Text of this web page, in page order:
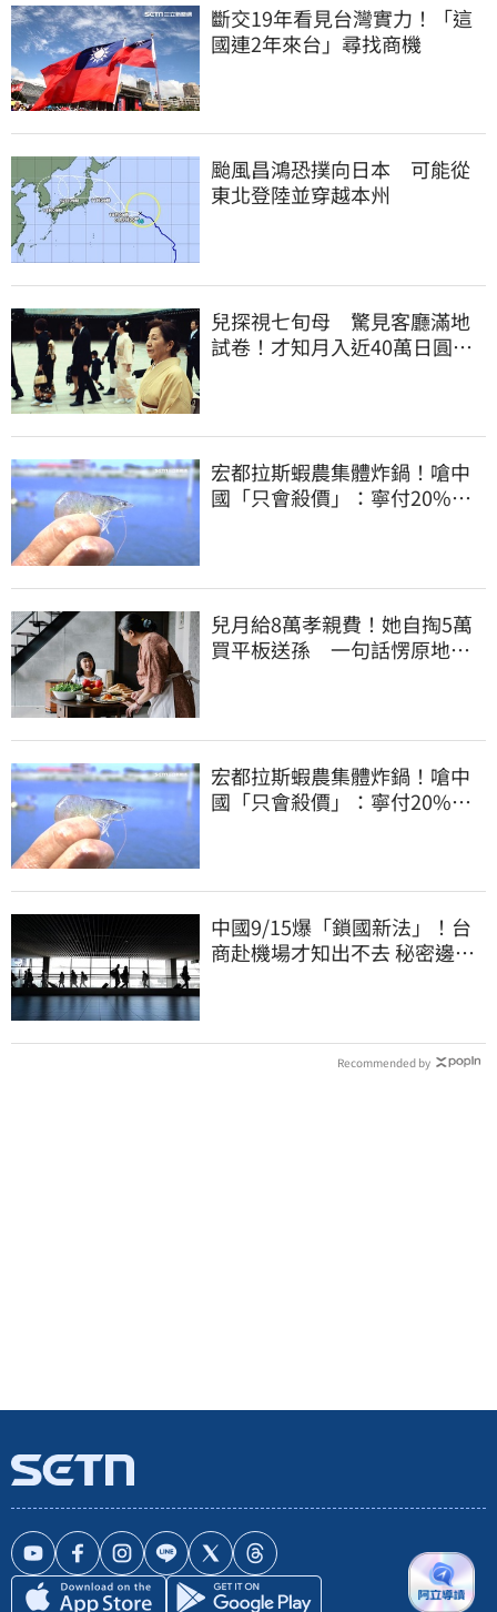
斷交19年看見台灣實力！「這
國連2年來台」尋找商機
颱風昌鴻恐撲向日本 可能從
東北登陸並穿越本州
兒探視七旬母 驚見客廳滿地
試卷！才知月入近40萬日圓
宏都拉斯蝦農集體炸鍋！嗆中
國「只會殺價」：寧付20%關
兒月給8萬孝親費！她自掏5萬
買平板送孫 一句話愣原地
宏都拉斯蝦農集體炸鍋！嗆中
國「只會殺價」：寧付20%關
中國9/15爆「鎖國新法」！台
商赴機場才知出不去 秘密邊控
Recommended by